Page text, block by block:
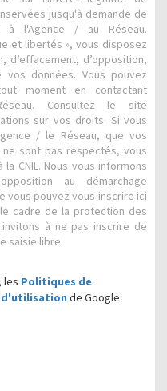
jusqu'à demande de
à l'Agence / au Réseau.
et libertés », vous disposez
d’effacement, d’opposition,
données. Vous pouvez
moment en contactant
Consultez le site
sur vos droits. Si vous
/ le Réseau, que vos
sont pas respectés, vous
CNIL. Nous vous informons
au démarchage
vous pouvez vous inscrire ici
cadre de la protection des
à ne pas inscrire de
saisie libre.
les Politiques de
d'utilisation de Google